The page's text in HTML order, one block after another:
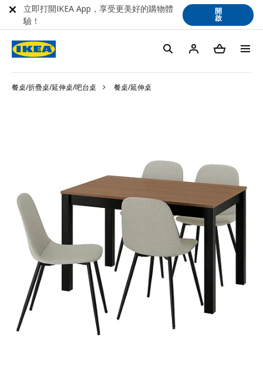
餐桌/折疊桌/延伸桌/吧台桌 餐桌/延伸桌
立即打開IKEA App，享受更美好的購物體
驗！
開
啟